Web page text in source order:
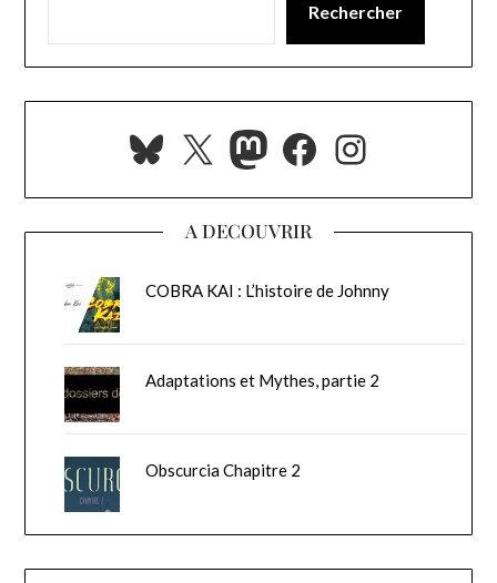
Rechercher
Bluesky
X Mastodon
Facebook
A DECOUVRIR
COBRA KAI : L’histoire de Johnny
Adaptations et Mythes, partie 2
Obscurcia Chapitre 2